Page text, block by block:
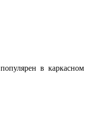
в каркасном